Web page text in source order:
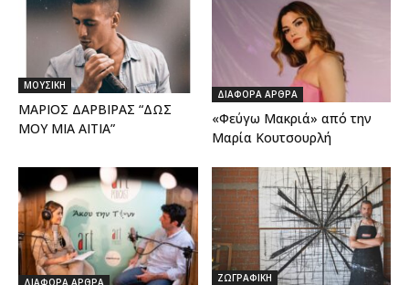
ΜΟΥΣΙΚΗ
ΜΑΡΙΟΣ ΔΑΡΒΙΡΑΣ “ΔΩΣ
ΜΟΥ ΜΙΑ ΑΙΤΙΑ”
ΔΙΑΦΟΡΑ ΑΡΘΡΑ
«Φεύγω Μακριά» από την
Μαρία Κουτσουρλή
ΔΙΑΦΟΡΑ ΑΡΘΡΑ ΖΩΓΡΑΦΙΚΗ